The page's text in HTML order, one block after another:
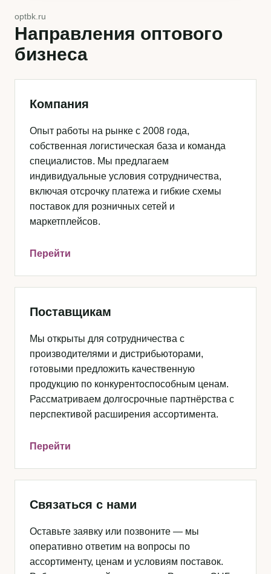
optbk.ru
Направления оптового
бизнеса
Компания
Опыт работы на рынке с 2008 года,
собственная логистическая база и команда
специалистов. Мы предлагаем
индивидуальные условия сотрудничества,
включая отсрочку платежа и гибкие схемы
поставок для розничных сетей и
маркетплейсов.
Перейти
Поставщикам
Мы открыты для сотрудничества с
производителями и дистрибьюторами,
готовыми предложить качественную
продукцию по конкурентоспособным ценам.
Рассматриваем долгосрочные партнёрства с
перспективой расширения ассортимента.
Перейти
Связаться с нами
Оставьте заявку или позвоните — мы
оперативно ответим на вопросы по
ассортименту, ценам и условиям поставок.